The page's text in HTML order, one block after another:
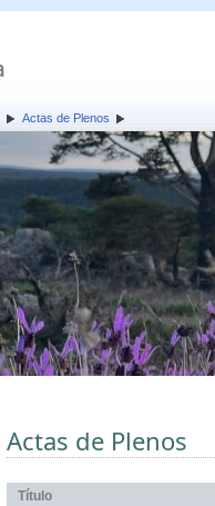
Actas de Plenos
Actas de Plenos
Título